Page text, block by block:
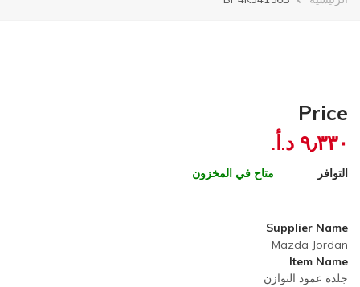
Price
٩٫٣٣٠ د.أ.‏
التوافر متاح في المخزون
Supplier Name
Mazda Jordan
Item Name
جلدة عمود التوازن